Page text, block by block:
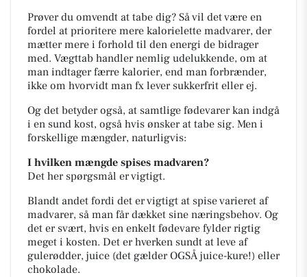
Prøver du omvendt at tabe dig? Så vil det være en
fordel at prioritere mere kalorielette madvarer, der
mætter mere i forhold til den energi de bidrager
med. Vægttab handler nemlig udelukkende, om at
man indtager færre kalorier, end man forbrænder,
ikke om hvorvidt man fx lever sukkerfrit eller ej.
Og det betyder også, at samtlige fødevarer kan indgå
i en sund kost, også hvis ønsker at tabe sig. Men i
forskellige mængder, naturligvis:
I hvilken mængde spises madvaren?
Det her spørgsmål er vigtigt.
Blandt andet fordi det er vigtigt at spise varieret af
madvarer, så man får dækket sine næringsbehov. Og
det er svært, hvis en enkelt fødevare fylder rigtig
meget i kosten. Det er hverken sundt at leve af
gulerødder, juice (det gælder OGSÅ juice-kure!) eller
chokolade.